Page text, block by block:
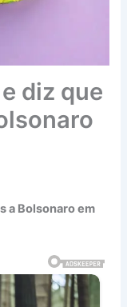
diz que
a Bolsonaro em